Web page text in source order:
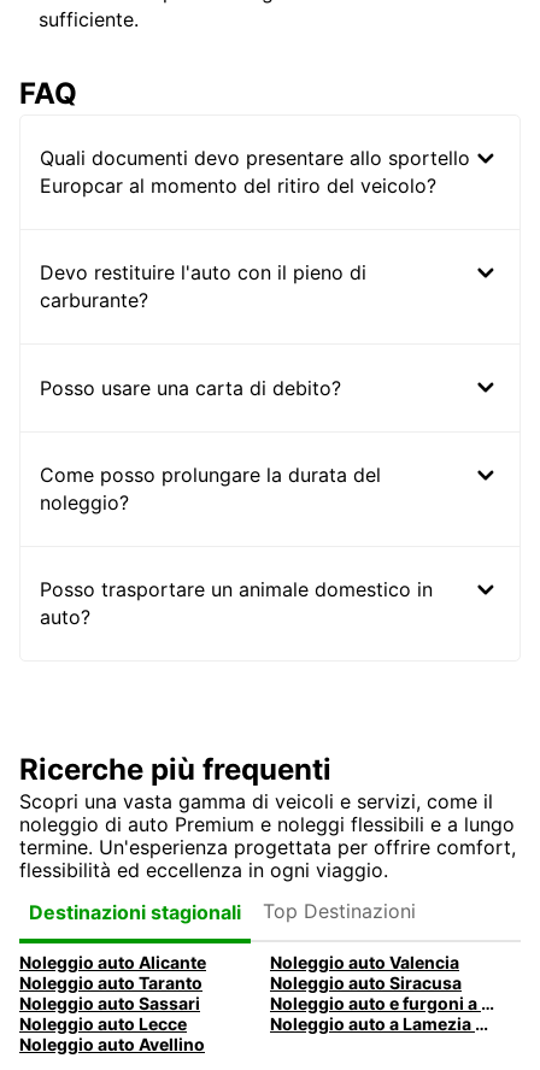
sufficiente.
FAQ
Quali documenti devo presentare allo sportello
Europcar al momento del ritiro del veicolo?
Devo restituire l'auto con il pieno di
carburante?
Posso usare una carta di debito?
Come posso prolungare la durata del
noleggio?
Posso trasportare un animale domestico in
auto?
Ricerche più frequenti
Scopri una vasta gamma di veicoli e servizi, come il
noleggio di auto Premium e noleggi flessibili e a lungo
termine. Un'esperienza progettata per offrire comfort,
flessibilità ed eccellenza in ogni viaggio.
Destinazioni stagionali
Top Destinazioni
Noleggio auto Alicante
Noleggio auto Valencia
Noleggio auto Taranto
Noleggio auto Siracusa
Noleggio auto Sassari
Noleggio auto e furgoni a Pescara
Noleggio auto Lecce
Noleggio auto a Lamezia Terme, Italia
Noleggio auto Avellino